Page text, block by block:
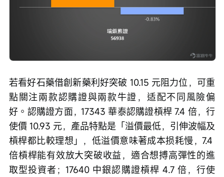
若看好石藥借創新藥利好突破 10.15 元阻力位，可重
點關注兩款認購證與兩款牛證，适配不同風險偏
好。認購證方面，17343 華泰認購證槓桿 7.4 倍，行
使價 10.93 元，產品特點是「溢價最低，引伸波幅及
槓桿都比較理想」，低溢價意味著成本损耗慢，7.4
倍槓桿能有效放大突破收益，適合想搏高彈性的進
取型投資者；17640 中銀認購證槓桿 4.7 倍，行使